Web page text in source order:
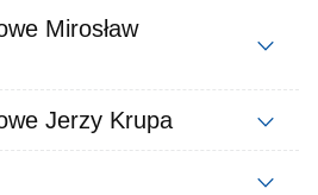
Mirosław
Jerzy Krupa